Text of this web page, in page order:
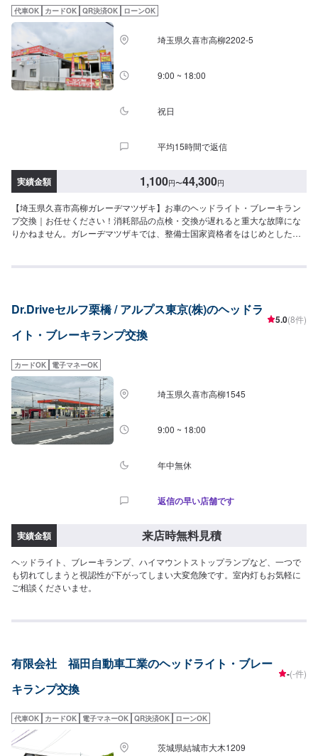
の対応も、クルマの購入もいろいろ、説明力も対応力も！1969年に創業して
以来、50年以上この地でお店を営業させていただいております。チェーン店
への加盟、地元の皆様の支えでここまで1歩ずつ成長をさせて頂きました。こ
れからもお客様に笑顔を届けられるよう、新しいお店のオープンも進んでお
ります。
代車OK カードOK QR決済OK ローンOK
埼玉県久喜市高柳2202-5
9:00 ~ 18:00
祝日
平均15時間で返信
実績金額 1,100円〜44,300円
【埼玉県久喜市高柳ガレーヂマツザキ】お車のヘッドライト・ブレーキラン
プ交換｜お任せください！消耗部品の点検・交換が遅れると重大な故障にな
りかねません。ガレーヂマツザキでは、整備士国家資格者をはじめとした専
作業を行う為、労働安全衛生法に定められている教育を受けた整備士が整備
見積り【3】お持ち込み・引き取り【4】正式なお見積り【5】作業開始【6】
納車時のお支払い<代車について>ガレーヂマツザキでは、鈑金・塗装・修理
等で愛車をお預かりしている間、代車をお貸し致します。台数も豊富な20台
はお気軽にご相談ください。※代車の燃料代はお客様にご負担いただいており
ます。<定休日・営業時間>定休日：なし営業時間：9:00~18:00クレジット・
QR決済などをご希望の方は事前にお申し付けください。
Dr.Driveセルフ栗橋 / アルプス東京(株)のヘッドラ
イト・ブレーキランプ交換
5.0(8件)
カードOK 電子マネーOK
埼玉県久喜市高柳1545
9:00 ~ 18:00
年中無休
返信の早い店舗です
実績金額 来店時無料見積
ヘッドライト、ブレーキランプ、ハイマウントストップランプなど、一つで
も切れてしまうと視認性が下がってしまい大変危険です。室内灯もお気軽に
ご相談くださいませ。
有限会社 福田自動車工業のヘッドライト・ブレー
キランプ交換
-(-件)
代車OK カードOK 電子マネーOK QR決済OK ローンOK
茨城県結城市大木1209